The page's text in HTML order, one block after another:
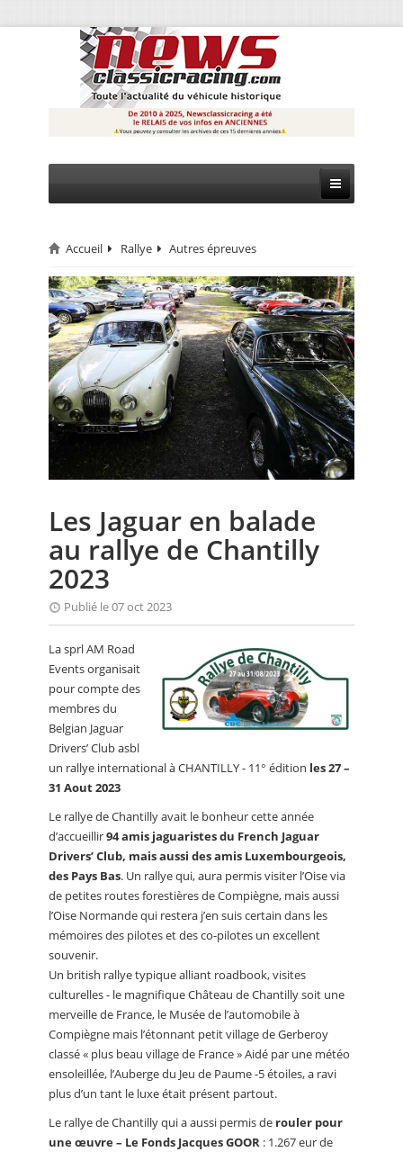
CIRCUIT
RALLYE
MONTAGNE
EVÈNEMENTS
CALENDRIER
FOCUS
ANNUAIRES
PETITES ANNONCES
Accueil Rallye Autres épreuves
Les Jaguar en balade
au rallye de Chantilly
2023
Publié le 07 oct 2023
La sprl AM Road
Events organisait
pour compte des
membres du
Belgian Jaguar
Drivers’ Club asbl
un rallye international à CHANTILLY - 11° édition les 27 –
31 Aout 2023
Le rallye de Chantilly avait le bonheur cette année
d’accueillir94 amis jaguaristes du French Jaguar
Drivers’ Club, mais aussi des amis Luxembourgeois,
des Pays Bas. Un rallye qui, aura permis visiter l’Oise via
de petites routes forestières de Compiègne, mais aussi
l’Oise Normande qui restera j’en suis certain dans les
mémoires des pilotes et des co-pilotes un excellent
souvenir.
Un british rallye typique alliant roadbook, visites
culturelles - le magnifique Château de Chantilly soit une
merveille de France, le Musée de l’automobile à
Compiègne mais l’étonnant petit village de Gerberoy
classé « plus beau village de France » Aidé par une météo
ensoleillée, l’Auberge du Jeu de Paume -5 étoiles, a ravi
plus d’un tant le luxe était présent partout.
Le rallye de Chantilly qui a aussi permis de rouler pour
une œuvre – Le Fonds Jacques GOOR : 1.267 eur de